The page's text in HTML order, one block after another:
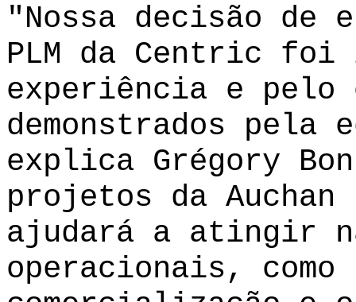
"Nossa decisão de
PLM da Centric
experiência e pelo
demonstrados pela
explica Grégory
projetos da
ajudará a atingir
operacionais,